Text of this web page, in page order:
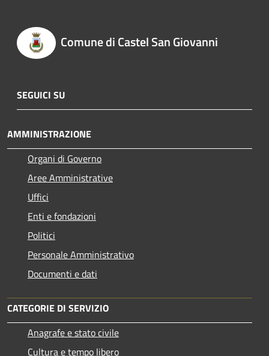
Comune di Castel San Giovanni
SEGUICI SU
AMMINISTRAZIONE
Organi di Governo
Aree Amministrative
Uffici
Enti e fondazioni
Politici
Personale Amministrativo
Documenti e dati
CATEGORIE DI SERVIZIO
Anagrafe e stato civile
Cultura e tempo libero